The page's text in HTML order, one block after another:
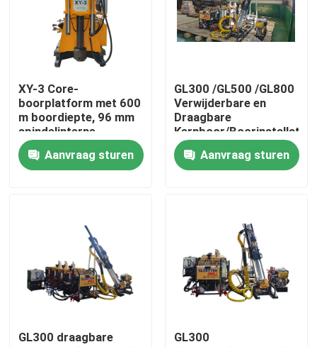
Huis
Producten
Fabrieksreis
Kwaliteitscontrole
XY-3 Core-
boorplatform met 600
m boordiepte, 96 mm
spindelinterne
diameter en 3000 kg
hefcapaciteit voor
geologische
Aanvraag sturen
GL300 /GL500 /GL800
Verwijderbare en
Draagbare
Kernboor/Boorinstallatie
Aanvraag sturen
GL300 draagbare
GL300